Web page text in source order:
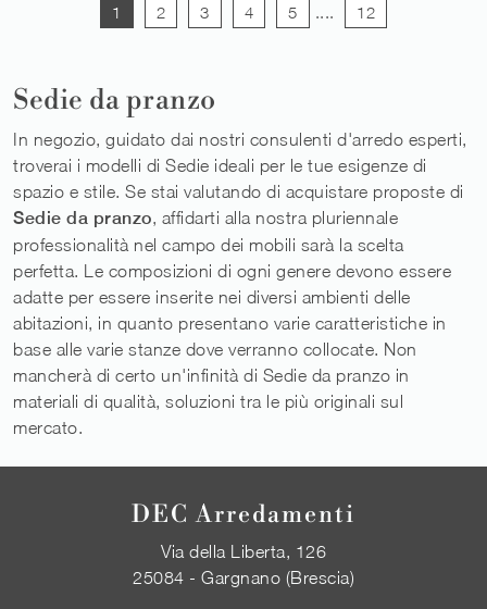
1 2 3 4 5 .... 12
Sedie da pranzo
In negozio, guidato dai nostri consulenti d'arredo esperti,
troverai i modelli di Sedie ideali per le tue esigenze di
spazio e stile. Se stai valutando di acquistare proposte di
Sedie da pranzo, affidarti alla nostra pluriennale
professionalità nel campo dei mobili sarà la scelta
perfetta. Le composizioni di ogni genere devono essere
adatte per essere inserite nei diversi ambienti delle
abitazioni, in quanto presentano varie caratteristiche in
base alle varie stanze dove verranno collocate. Non
mancherà di certo un'infinità di Sedie da pranzo in
materiali di qualità, soluzioni tra le più originali sul
mercato.
DEC Arredamenti
Via della Liberta, 126
25084 - Gargnano (Brescia)